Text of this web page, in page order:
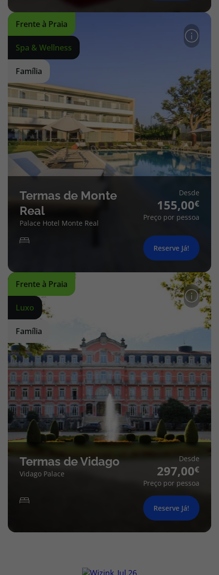
Frente à Praia
Spa & Wellness
Família
Termas de Monte
Real
Palace Hotel Monte Real
Desde
155,00
Preço por pessoa
Reserve Já!
Frente à Praia
Luxo
Família
Termas de Vidago
Vidago Palace
Desde
297,00
Preço por pessoa
Reserve Já!